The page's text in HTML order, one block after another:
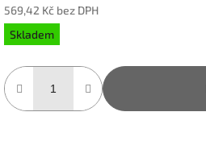
569,42 Kč bez DPH
Měrná
cena:
Skladem